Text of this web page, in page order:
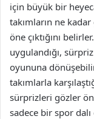
için büyük bir
takımların ne
öne çıktığını
uygulandığı,
oyununa
takımlarla
sürprizleri gözler
sadece bir spor